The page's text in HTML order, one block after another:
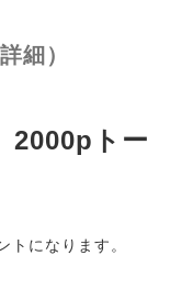
細）
トー
になります。